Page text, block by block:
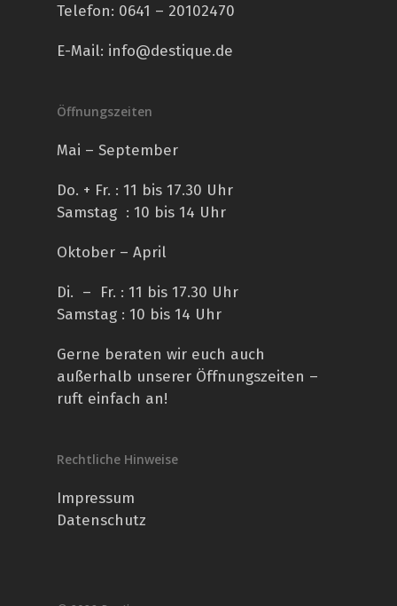
Telefon: 0641 – 20102470
E-Mail: info@destique.de
Öffnungszeiten
Mai – September
Do. + Fr. : 11 bis 17.30 Uhr
Samstag : 10 bis 14 Uhr
Oktober – April
Di. – Fr. : 11 bis 17.30 Uhr
Samstag : 10 bis 14 Uhr
Gerne beraten wir euch auch
außerhalb unserer Öffnungszeiten –
ruft einfach an!
Rechtliche Hinweise
Impressum
Datenschutz